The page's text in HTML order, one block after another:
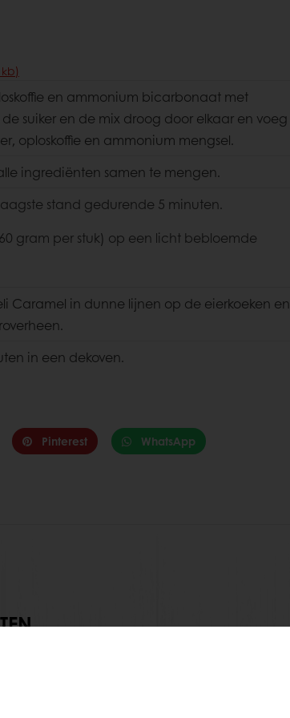
en ammonium bicarbonaat met
suiker en de mix droog door elkaar en voeg
oploskoffie en ammonium mengsel.
ingrediënten samen te mengen.
stand gedurende 5 minuten.
gram per stuk) op een licht bebloemde
Caramel in dunne lijnen op de eierkoeken en
in een dekoven.
Pinterest WhatsApp